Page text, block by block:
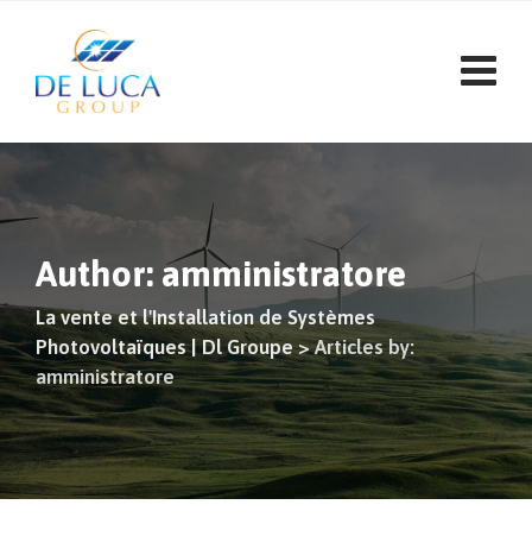
contenu
Author: amministratore
La vente et l'Installation de Systèmes
Photovoltaïques | Dl Groupe>Articles by:
amministratore